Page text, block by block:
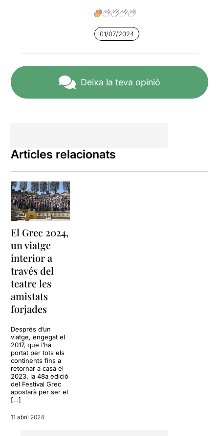
01/07/2024
Deixa la teva opinió
Articles relacionats
El Grec 2024,
un viatge
interior a
través del
teatre les
amistats
forjades
Després d’un
viatge, engegat el
2017, que l’ha
portat per tots els
continents fins a
retornar a casa el
2023, la 48a edició
del Festival Grec
apostarà per ser el
[…]
11 abril 2024